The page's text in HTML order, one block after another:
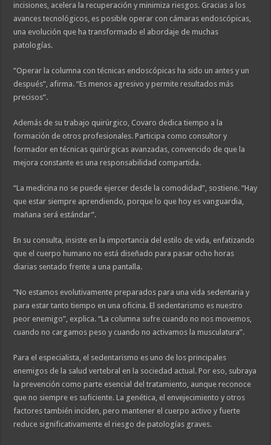
incisiones, acelera la recuperación y minimiza riesgos. Gracias a los
avances tecnológicos, es posible operar con cámaras endoscópicas,
una evolución que ha transformado el abordaje de muchas
patologías.
“Operar la columna con técnicas endoscópicas ha sido un antes y un
después”, afirma. “Es menos agresivo y permite resultados más
precisos”.
Además de su trabajo quirúrgico, Covaro dedica tiempo a la
formación de otros profesionales. Participa como consultor y
formador en técnicas quirúrgicas avanzadas, convencido de que la
mejora constante es una responsabilidad compartida.
“La medicina no se puede ejercer desde la comodidad”, sostiene. “Hay
que estar siempre aprendiendo, porque lo que hoy es vanguardia,
mañana será estándar”.
En su consulta, insiste en la importancia del estilo de vida, enfatizando
que el cuerpo humano no está diseñado para pasar ocho horas
diarias sentado frente a una pantalla.
“No estamos evolutivamente preparados para una vida sedentaria y
para estar tanto tiempo en una oficina. El sedentarismo es nuestro
peor enemigo”, explica. “La columna sufre cuando no nos movemos,
cuando no cargamos peso y cuando no activamos la musculatura”.
Para el especialista, el sedentarismo es uno de los principales
enemigos de la salud vertebral en la sociedad actual. Por eso, subraya
la prevención como parte esencial del tratamiento, aunque reconoce
que no siempre es suficiente. La genética, el envejecimiento y otros
factores también inciden, pero mantener el cuerpo activo y fuerte
reduce significativamente el riesgo de patologías graves.